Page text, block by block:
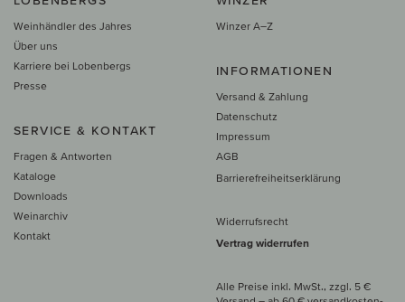
Weinhändler des Jahres
Über uns
Karriere bei Lobenbergs
Presse
SERVICE & KONTAKT
Fragen & Antworten
Kataloge
Downloads
Weinarchiv
Kontakt
Winzer A–Z
INFORMATIONEN
Versand & Zahlung
Datenschutz
Impressum
AGB
Barrierefreiheitserklärung
Widerrufsrecht
Vertrag widerrufen
Alle Preise inkl. MwSt., zzgl. 5 €